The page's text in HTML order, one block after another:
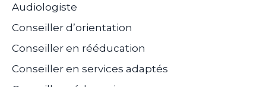
Audiologiste
Conseiller d’orientation
Conseiller en rééducation
Conseiller en services adaptés